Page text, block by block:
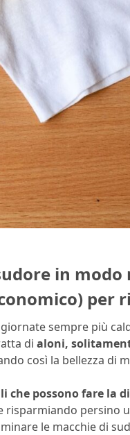
in modo
per
sempre più
di aloni,
così la bellezza di
che possono fare la
persino
le macchie di